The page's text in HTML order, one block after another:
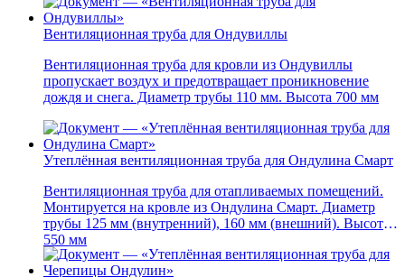
Вентиляционная труба для Ондувиллы
Вентиляционная труба для кровли из Ондувиллы
пропускает воздух и предотвращает проникновение
дождя и снега. Диаметр трубы 110 мм. Высота 700 мм
Утеплённая вентиляционная труба для Ондулина Смарт
Вентиляционная труба для отапливаемых помещений.
Монтируется на кровле из Ондулина Смарт. Диаметр
трубы 125 мм (внутренний), 160 мм (внешний). Высота
550 мм